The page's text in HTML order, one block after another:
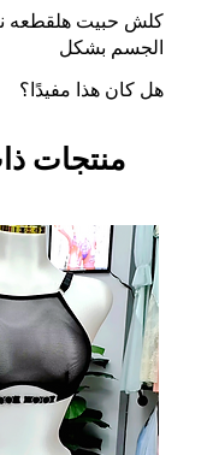
كلش حبيت هلقطعه
الجسم بشكل
هل كان هذا مفيدًا؟
منتجات